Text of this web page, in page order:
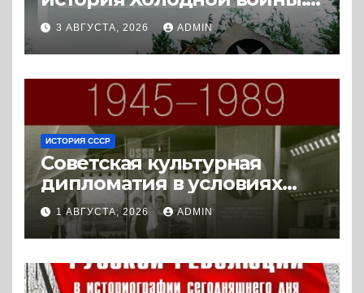
истории с Востока и Запада
(2023) * Реферат книги
3 АВГУСТА, 2026 ADMIN
ИСТОРИЯ СССР
Советская культурная
дипломатия в условиях
Холодной войны. 1945-1989.
(2018) * Книга
1 АВГУСТА, 2026 ADMIN